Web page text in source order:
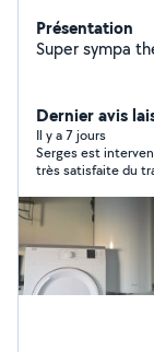
Présentation
Dernier avis
Il y a 7 jours
Serges est
très satisfaite du
Serges est très
ferai de nouveau